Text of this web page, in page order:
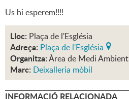
Us hi esperem!!!!
Lloc: Plaça de l'Església
Adreça: Plaça de l'Església
Organitza:Àrea de Medi Ambient
Marc: Deixalleria mòbil
INFORMACIÓ RELACIONADA